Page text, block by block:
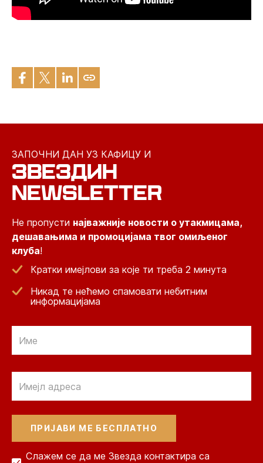
ЗАПОЧНИ ДАН УЗ КАФИЦУ И
ЗВЕЗДИН
NEWSLETTER
Не пропусти најважније новости о утакмицама,
дешавањима и промоцијама твог омиљеног
клуба!
Кратки имејлови за које ти треба 2 минута
Никад те нећемо спамовати небитним
информацијама
Слажем се да ме Звезда контактира са